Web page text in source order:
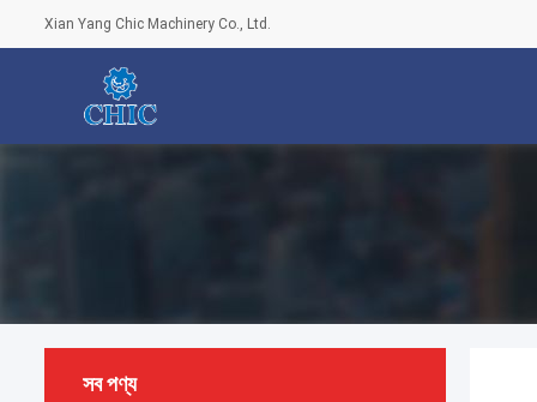
Xian Yang Chic Machinery Co., Ltd.
সব পণ্য